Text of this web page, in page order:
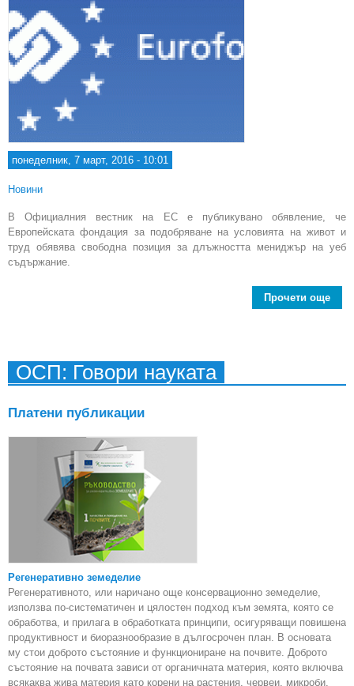
понеделник, 7 март, 2016 - 10:01
Новини
В Официалния вестник на ЕС е публикувано обявление, че
Европейската фондация за подобряване на условията на живот и
труд обявява свободна позиция за длъжността мениджър на уеб
съдържание.
Прочети още
ОСП: Говори науката
Платени публикации
Регенеративно земеделие
Регенеративното, или наричано още консервационно земеделие,
използва по-систематичен и цялостен подход към земята, която се
обработва, и прилага в обработката принципи, осигуряващи повишена
продуктивност и биоразнообразие в дългосрочен план. В основата
му стои доброто състояние и функциониране на почвите. Доброто
състояние на почвата зависи от органичната материя, която включва
всякаква жива материя като корени на растения, червеи, микроби.